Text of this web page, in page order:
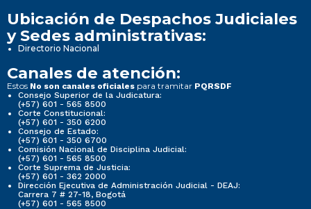
Ubicación de Despachos Judiciales
y Sedes administrativas:
Directorio Nacional
Canales de atención:
Estos No son canales oficiales para tramitar PQRSDF
Consejo Superior de la Judicatura:
(+57) 601 - 565 8500
Corte Constitucional:
(+57) 601 - 350 6200
Consejo de Estado:
(+57) 601 - 350 6700
Comisión Nacional de Disciplina Judicial:
(+57) 601 - 565 8500
Corte Suprema de Justicia:
(+57) 601 - 362 2000
Dirección Ejecutiva de Administración Judicial - DEAJ:
Carrera 7 # 27-18, Bogotá
(+57) 601 - 565 8500